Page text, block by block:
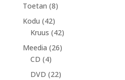
Toetan 88
Kodu 4242
toodet
Kruus 4242
toodet
Meedia 2626
CD 44
toodet
DVD 2222